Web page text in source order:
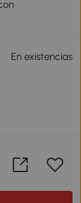
En existencias